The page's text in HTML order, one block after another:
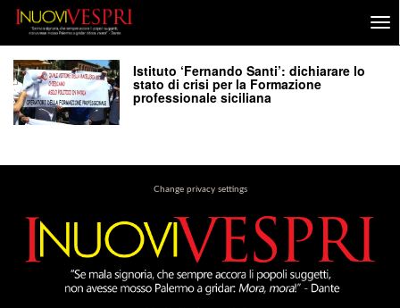
Istituto ‘Fernando Santi’: dichiarare lo
stato di crisi per la Formazione
professionale siciliana
Change privacy settings